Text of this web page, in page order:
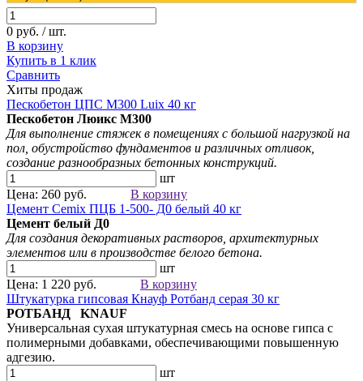
0 руб. / шт.
В корзину
Купить в 1 клик
Сравнить
Хиты продаж
Пескобетон ЦПС М300 Luix 40 кг
Пескобетон Люикс М300
Для выполнение стяжек в помещениях с большой нагрузкой на
пол, обустройство фундаментов и различных отливок,
создание разнообразных бетонных конструкций.
шт
Цена: 260 руб.
В корзину
Цемент Cemix ПЦБ 1-500- Д0 белый 40 кг
Цемент белый Д0
Для создания декоративных растворов , архитектурных
элементов или в производстве белого бетона.
шт
Цена: 1 220 руб.
В корзину
Штукатурка гипсовая Кнауф Ротбанд серая 30 кг
РОТБАНД KNAUF
Универсальная сухая штукатурная смесь на основе гипса с
полимерными добавками, обеспечивающими повышенную
адгезию.
шт